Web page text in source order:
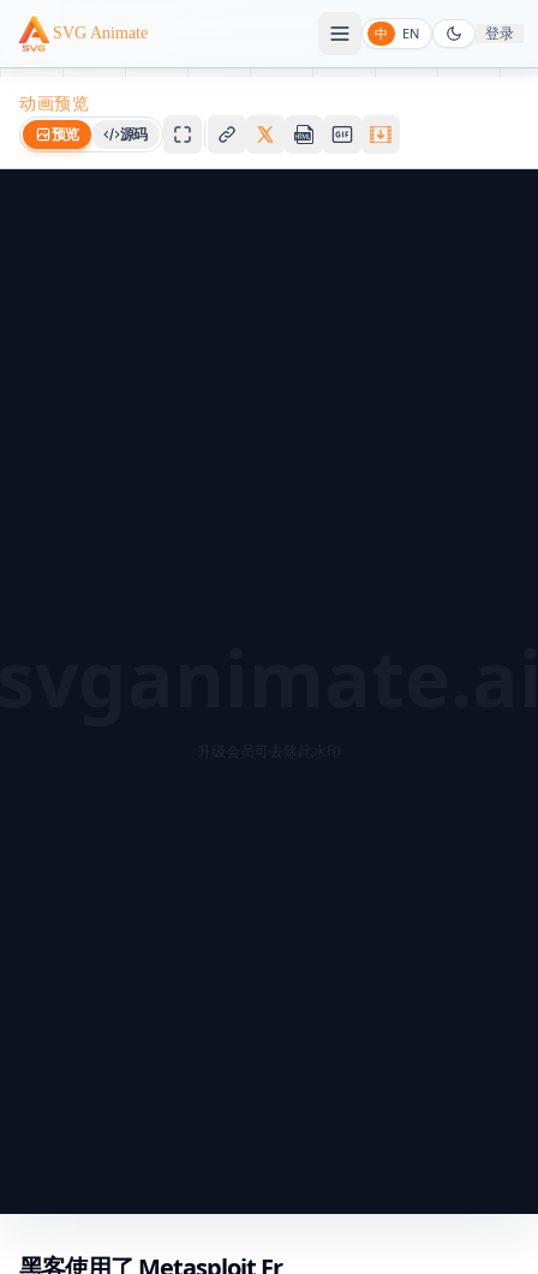
SVG Animate 中 EN 登录
动画预览
预览 源码
升级会员可去除此水印
黑客使用了 Metasploit Fr